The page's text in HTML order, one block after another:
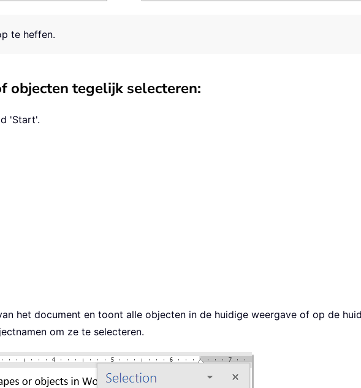
te heffen.
objecten tegelijk selecteren:
'Start'.
het document en toont alle objecten in de huidige weergave of op de
om ze te selecteren.